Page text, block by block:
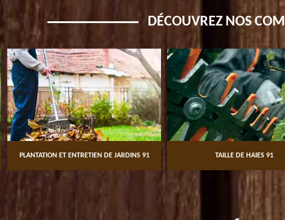
DÉCOUVREZ NOS
PLANTATION ET ENTRETIEN DE JARDINS 91 TAILLE DE HAIES 91